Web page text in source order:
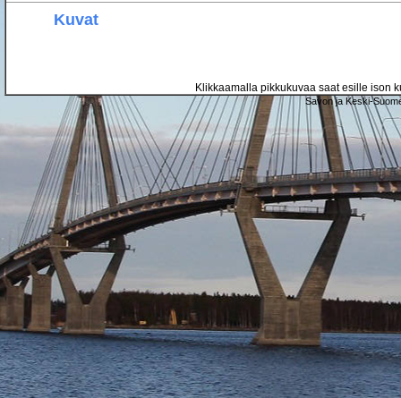
Kuvat
Klikkaamalla pikkukuvaa saat esille ison
Savon ja Keski-